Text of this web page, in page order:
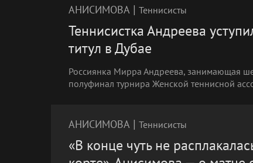
АНИСИМОВА | Теннисисты
Теннисистка Андреева
титул в Дубае
Россиянка Мирра Андреева, занимающая
полуфинал турнира Женской теннисной
АНИСИМОВА | Теннисисты
«В конце чуть не